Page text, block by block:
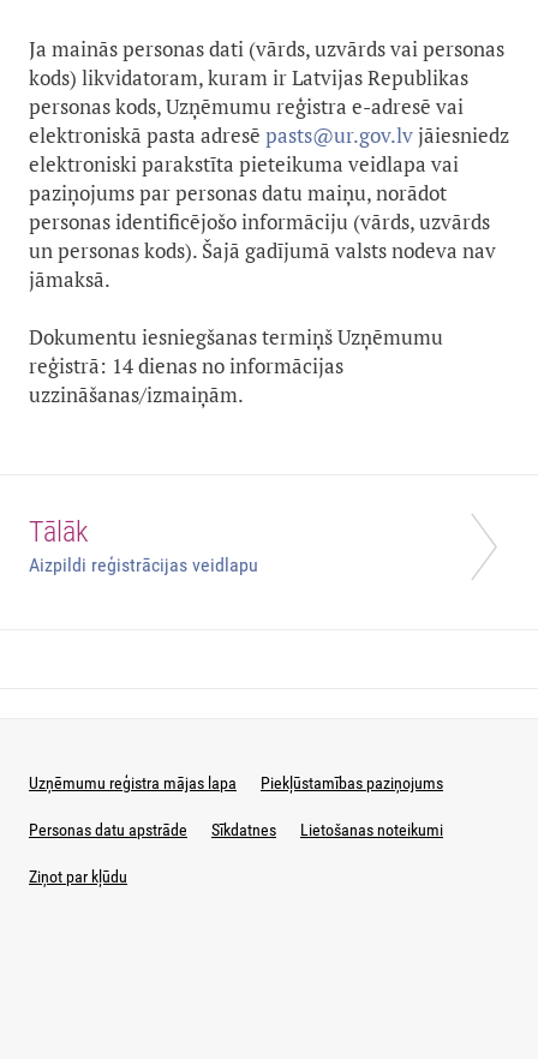
Ja mainās personas dati (vārds, uzvārds vai personas
kods) likvidatoram, kuram ir Latvijas Republikas
personas kods, Uzņēmumu reģistra e-adresē vai
elektroniskā pasta adresē pasts@ur.gov.lvjāiesniedz
elektroniski parakstīta pieteikuma veidlapa vai
paziņojums par personas datu maiņu, norādot
personas identificējošo informāciju (vārds, uzvārds
un personas kods). Šajā gadījumā valsts nodeva nav
jāmaksā.
Dokumentu iesniegšanas termiņš Uzņēmumu
reģistrā: 14 dienas no informācijas
uzzināšanas/izmaiņām.
Tālāk
Aizpildi reģistrācijas veidlapu
Uzņēmumu reģistra mājas lapa Piekļūstamības paziņojums
Personas datu apstrāde Sīkdatnes Lietošanas noteikumi
Ziņot par kļūdu